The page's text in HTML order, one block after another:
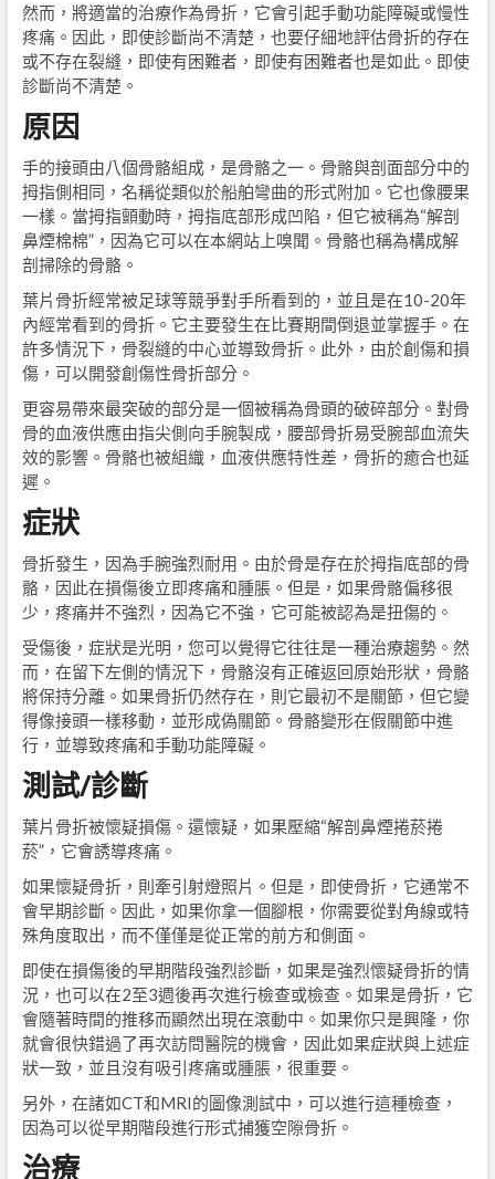
然而，將適當的治療作為骨折，它會引起手動功能障礙或慢性
疼痛。因此，即使診斷尚不清楚，也要仔細地評估骨折的存在
或不存在裂縫，即使有困難者，即使有困難者也是如此。即使
診斷尚不清楚。
原因
手的接頭由八個骨骼組成，是骨骼之一。骨骼與剖面部分中的
拇指側相同，名稱從類似於船舶彎曲的形式附加。它也像腰果
一樣。當拇指顫動時，拇指底部形成凹陷，但它被稱為“解剖
鼻煙棉棉”，因為它可以在本網站上嗅聞。骨骼也稱為構成解
剖掃除的骨骼。
葉片骨折經常被足球等競爭對手所看到的，並且是在10-20年
內經常看到的骨折。它主要發生在比賽期間倒退並掌握手。在
許多情況下，骨裂縫的中心並導致骨折。此外，由於創傷和損
傷，可以開發創傷性骨折部分。
更容易帶來最突破的部分是一個被稱為骨頭的破碎部分。對骨
骨的血液供應由指尖側向手腕製成，腰部骨折易受腕部血流失
效的影響。骨骼也被組織，血液供應特性差，骨折的癒合也延
遲。
症狀
骨折發生，因為手腕強烈耐用。由於骨是存在於拇指底部的骨
骼，因此在損傷後立即疼痛和腫脹。但是，如果骨骼偏移很
少，疼痛并不強烈，因為它不強，它可能被認為是扭傷的。
受傷後，症狀是光明，您可以覺得它往往是一種治療趨勢。然
而，在留下左側的情況下，骨骼沒有正確返回原始形狀，骨骼
將保持分離。如果骨折仍然存在，則它最初不是關節，但它變
得像接頭一樣移動，並形成偽關節。骨骼變形在假關節中進
行，並導致疼痛和手動功能障礙。
測試/診斷
葉片骨折被懷疑損傷。還懷疑，如果壓縮“解剖鼻煙捲菸捲
菸”，它會誘導疼痛。
如果懷疑骨折，則牽引射燈照片。但是，即使骨折，它通常不
會早期診斷。因此，如果你拿一個腳根，你需要從對角線或特
殊角度取出，而不僅僅是從正常的前方和側面。
即使在損傷後的早期階段強烈診斷，如果是強烈懷疑骨折的情
況，也可以在2至3週後再次進行檢查或檢查。如果是骨折，它
會隨著時間的推移而顯然出現在滾動中。如果你只是興隆，你
就會很快錯過了再次訪問醫院的機會，因此如果症狀與上述症
狀一致，並且沒有吸引疼痛或腫脹，很重要。
另外，在諸如CT和MRI的圖像測試中，可以進行這種檢查，
因為可以從早期階段進行形式捕獲空隙骨折。
治療